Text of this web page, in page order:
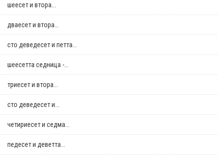
шеесет и втора...
дваесет и втора...
сто деведесет и петта...
шеесетта седница -...
триесет и втора...
сто деведесет и...
четириесет и седма...
педесет и деветта...